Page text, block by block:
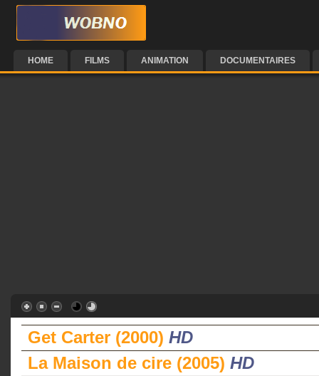
HOME FILMS ANIMATION DOCUMENTAIRES
Get Carter (2000) HD
La Maison de cire (2005) HD